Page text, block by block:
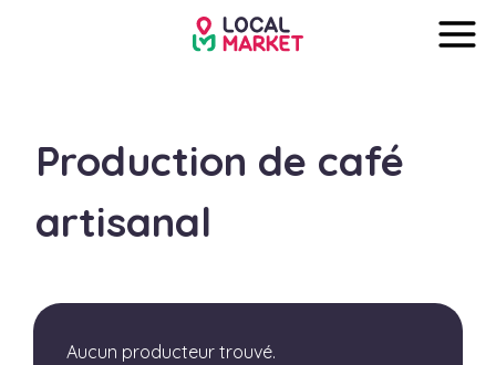
Production de café
artisanal
Aucun producteur trouvé.